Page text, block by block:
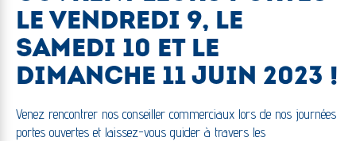
LE VENDREDI 9, LE
SAMEDI 10 ET LE
DIMANCHE 11 JUIN 2023 !
Venez rencontrer nos conseiller commerciaux lors de nos journées
portes ouvertes et laissez-vous guider à travers les